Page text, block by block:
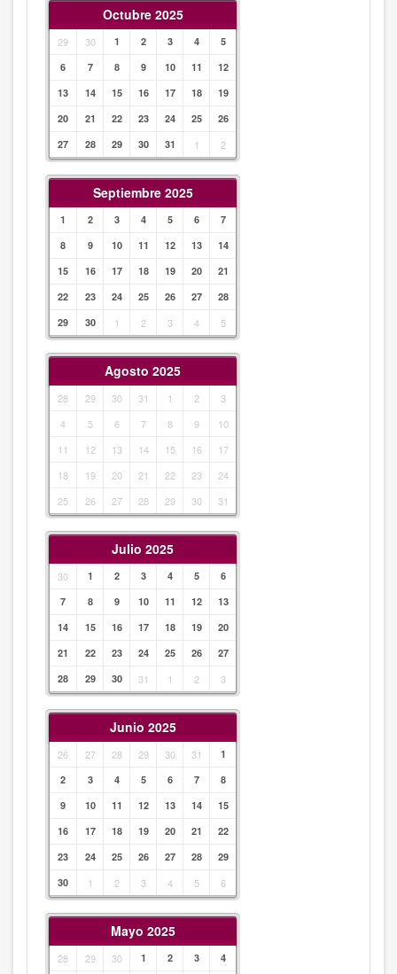
Octubre 2025
29 30 1 2 3 4
5
6
7 8 9 10 11
12
13
14 15 16 17 18
19
20
21 22 23 24 25
26
27
28 29 30 31 1 2
Septiembre 2025
1 2 3 4 5 6
7
8
9 10 11 12 13
14
15
16 17 18 19 20
21
22
23 24 25 26 27
28
29
30 1 2 3 4 5
Agosto 2025
28 29 30 31 1 2
3
4
5 6 7 8 9
10
11
12 13 14 15 16
17
18
19 20 21 22 23
24
25
26 27 28 29 30 31
Julio 2025
30 1 2 3 4 5
6
7
8 9 10 11 12
13
14
15 16 17 18 19
20
21
22 23 24 25 26
27
28
29 30 31 1 2 3
Junio 2025
26 27 28 29 30 31
1
2
3 4 5 6 7
8
9
10 11 12 13 14
15
16
17 18 19 20 21
22
23
24 25 26 27 28
29
30
1 2 3 4 5 6
Mayo 2025
28 29 30 1 2 3 4